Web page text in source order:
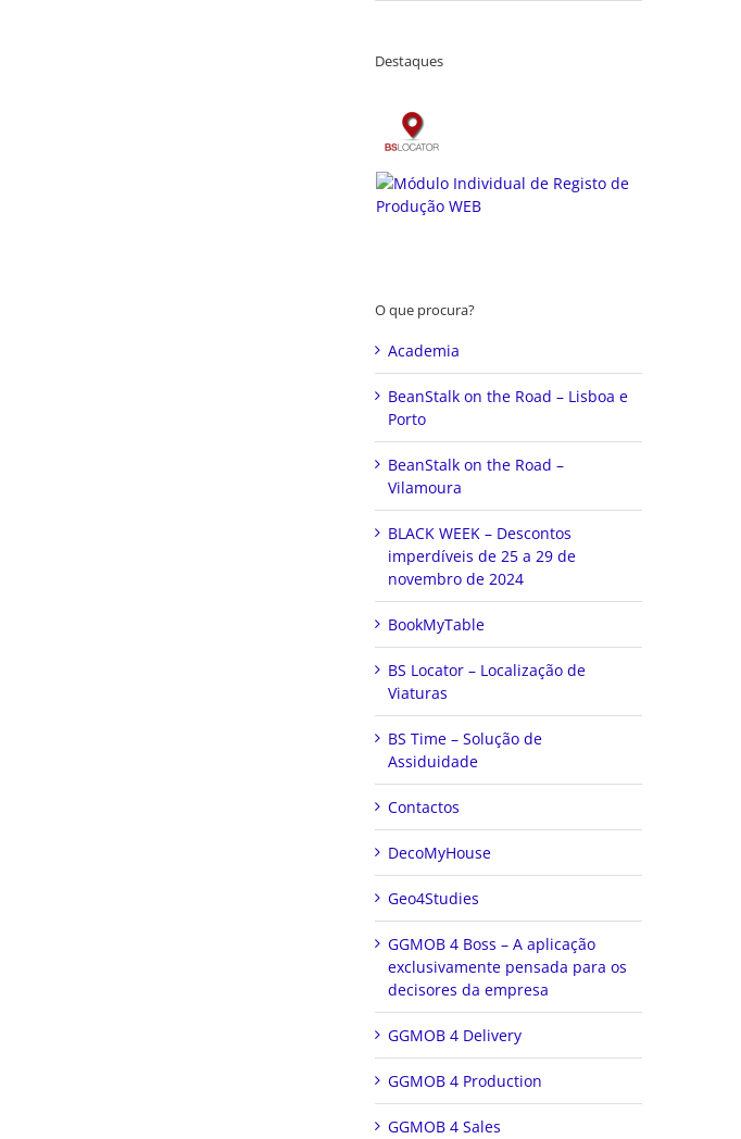
Destaques
O que procura?
Academia
BeanStalk on the Road – Lisboa e
Porto
BeanStalk on the Road –
Vilamoura
BLACK WEEK – Descontos
imperdíveis de 25 a 29 de
novembro de 2024
BookMyTable
BS Locator – Localização de
Viaturas
BS Time – Solução de
Assiduidade
Contactos
DecoMyHouse
Geo4Studies
GGMOB 4 Boss – A aplicação
exclusivamente pensada para os
decisores da empresa
GGMOB 4 Delivery
GGMOB 4 Production
GGMOB 4 Sales